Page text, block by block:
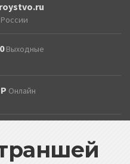
Выходные
Онлайн